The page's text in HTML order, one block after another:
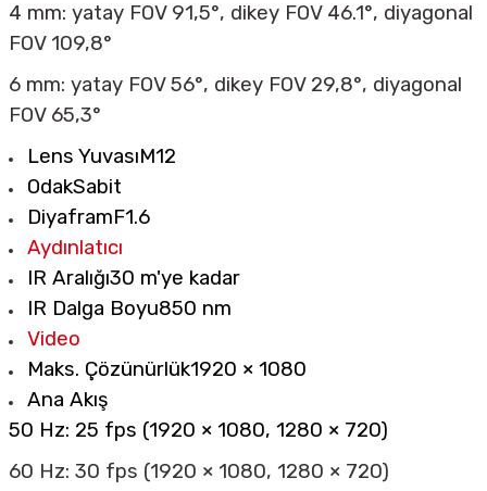
4 mm: yatay FOV 91,5°, dikey FOV 46.1°, diyagonal
FOV 109,8°
6 mm: yatay FOV 56°, dikey FOV 29,8°, diyagonal
FOV 65,3°
Lens YuvasıM12
OdakSabit
DiyaframF1.6
Aydınlatıcı
IR Aralığı30 m'ye kadar
IR Dalga Boyu850 nm
Video
Maks. Çözünürlük1920 × 1080
Ana Akış
50 Hz: 25 fps (1920 × 1080, 1280 × 720)
60 Hz: 30 fps (1920 × 1080, 1280 × 720)